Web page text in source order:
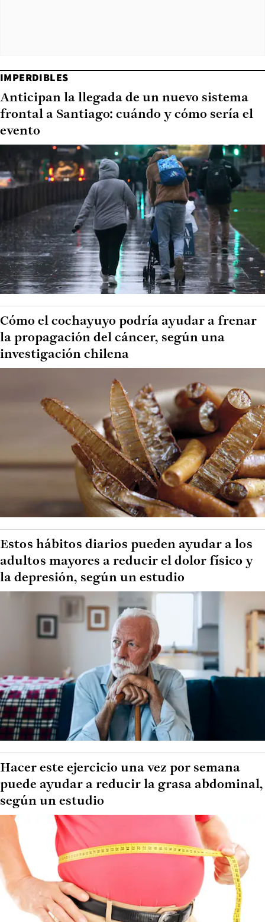
IMPERDIBLES
Anticipan la llegada de un nuevo sistema
frontal a Santiago: cuándo y cómo sería el
evento
Cómo el cochayuyo podría ayudar a frenar
la propagación del cáncer, según una
investigación chilena
Estos hábitos diarios pueden ayudar a los
adultos mayores a reducir el dolor físico y
la depresión, según un estudio
Hacer este ejercicio una vez por semana
puede ayudar a reducir la grasa abdominal,
según un estudio